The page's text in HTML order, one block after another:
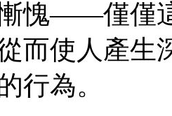
愧——僅僅
而使人產生
行為。